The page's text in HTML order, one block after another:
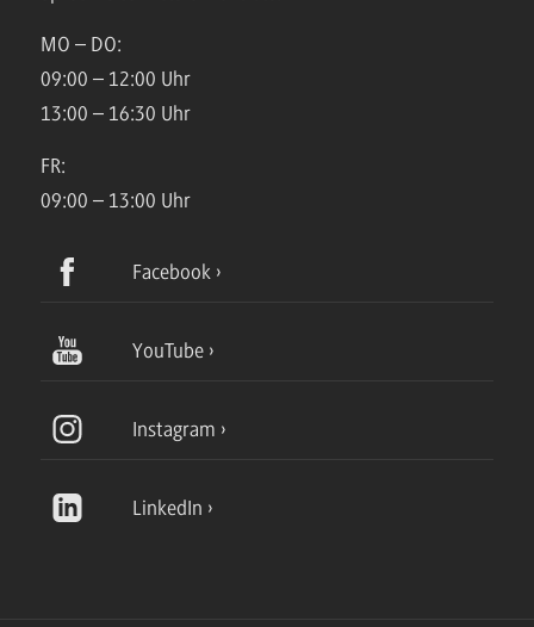
MO – DO:
09:00 – 12:00 Uhr
13:00 – 16:30 Uhr
FR:
09:00 – 13:00 Uhr
Facebook
YouTube
Instagram
LinkedIn